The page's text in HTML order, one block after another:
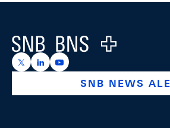
Logo
https://x.com/snb_bns
https://ch.linkedin.com/
https://
SNB NEWS